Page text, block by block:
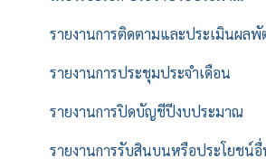
รายงานการติดตามและประเมินผล
รายงานการประชุมประจำเดือน
รายงานการปิดบัญชีปีงบประมาณ
รายงานการรับสินบนหรือประโยชน์อื่